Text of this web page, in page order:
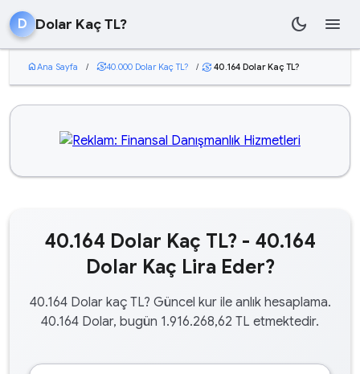
D Dolar Kaç TL? dark_mode menu
homeAna Sayfa / currency_exchange40.000 Dolar Kaç TL? / currency_exchange 40.164 Dolar Kaç TL?
40.164 Dolar Kaç TL? - 40.164
Dolar Kaç Lira Eder?
40.164 Dolar kaç TL? Güncel kur ile anlık hesaplama.
40.164 Dolar, bugün 1.916.268,62 TL etmektedir.